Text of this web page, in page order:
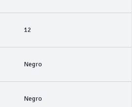
12
Negro
Negro